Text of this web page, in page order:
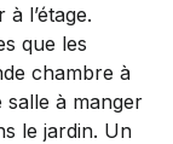
l’étage.
que les
chambre à
à manger
le jardin. Un